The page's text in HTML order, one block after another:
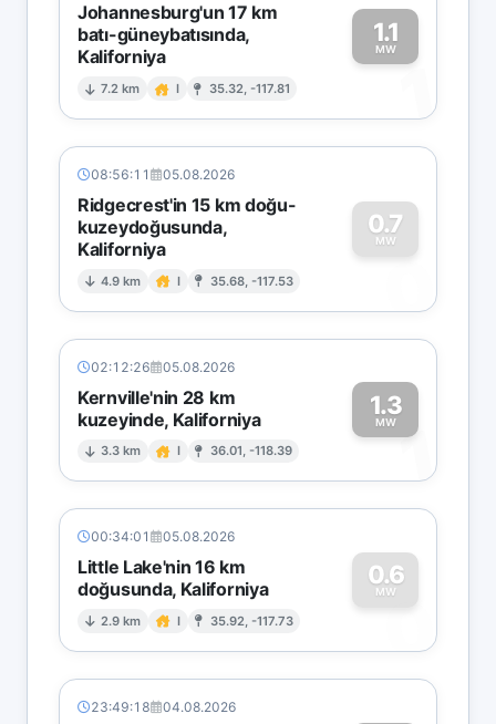
Johannesburg'un 17 km
batı-güneybatısında,
Kaliforniya
7.2 km I 35.32, -117.81
1.1
MW
1
08:56:11 05.08.2026
Ridgecrest'in 15 km doğu-
kuzeydoğusunda,
Kaliforniya
4.9 km I 35.68, -117.53
0.7
MW
0
02:12:26 05.08.2026
Kernville'nin 28 km
kuzeyinde, Kaliforniya
3.3 km I 36.01, -118.39
1.3
MW1
00:34:01 05.08.2026
Little Lake'nin 16 km
doğusunda, Kaliforniya
2.9 km I 35.92, -117.73
0.6
MW
0
23:49:18 04.08.2026